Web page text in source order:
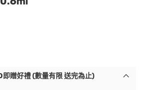
贈好禮 (數量有限 送完為止)